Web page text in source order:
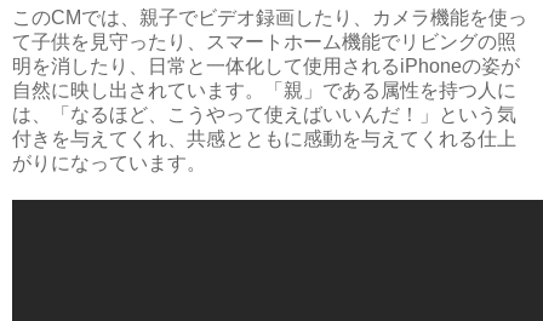
このCMでは、親子でビデオ録画したり、カメラ機能を使っ
て子供を見守ったり、スマートホーム機能でリビングの照
明を消したり、日常と一体化して使用されるiPhoneの姿が
自然に映し出されています。「親」である属性を持つ人に
は、「なるほど、こうやって使えばいいんだ！」という気
付きを与えてくれ、共感とともに感動を与えてくれる仕上
がりになっています。